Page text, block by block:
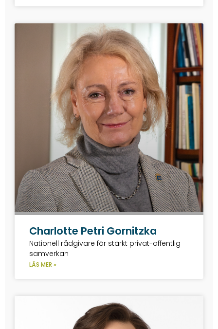
Charlotte Petri Gornitzka
Nationell rådgivare för stärkt privat-offentlig
samverkan
LÄS MER »